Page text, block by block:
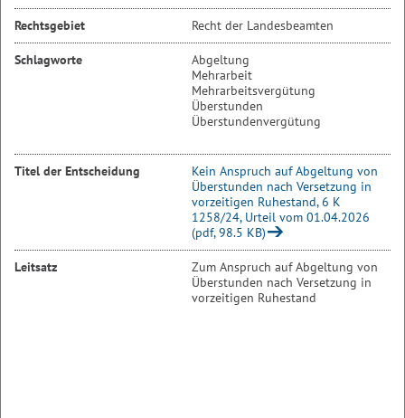
Rechtsgebiet Recht der Landesbeamten
Schlagworte
Abgeltung
Mehrarbeit
Mehrarbeitsvergütung
Überstunden
Überstundenvergütung
Titel der Entscheidung
Kein Anspruch auf Abgeltung von
Überstunden nach Versetzung in
vorzeitigen Ruhestand, 6 K
1258/24, Urteil vom 01.04.2026
(pdf, 98.5 KB)
Leitsatz
Zum Anspruch auf Abgeltung von
Überstunden nach Versetzung in
vorzeitigen Ruhestand